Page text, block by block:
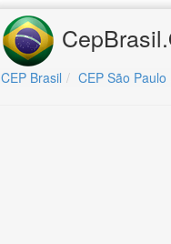
CEP Brasil CEP São Paulo